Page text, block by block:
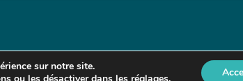
en haut de la page
sur notre site.